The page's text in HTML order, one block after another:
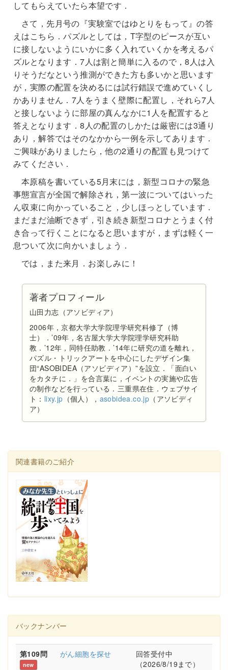
してもらえていたら本望です．
さて，先月号の『実験室ではゆとりをもって』の答
えはこちら．パズルとしては，T字型のピースが互い
に接しないようにいかに多く入れていくかを考えるパ
ズルとなります．7人は割と簡単に入るので，8人は入
りそうだなという推測ができた方も多いかと思います
が，実際の配置を決めるには試行錯誤で進めていくし
かありません．7人をうまく壁際に配置し，それら7人
と接しないように部屋の真んなかに1人を配置すると
答えとなります．8人の配置のしかたは厳密には3通り
あり，解答ではそのなかから一例を示してあります．
ご興味がありましたら，他の2通りの配置も見つけて
みてください．
本原稿を書いている5月末には，新型コロナの緊急
事態宣言が全国で解除され，第一波についてはいった
ん収束に向かっていること，少しほっとしています．
まだまだ油断できず，引き続き新型コロナとうまく付
き合って行くことになると思いますが，まずは軽く一
息ついて次に向かいましょう．
では，また来月．お楽しみに！
著者プロフィール
山田力志（アソビディア）
2006年，京都大学大学院理学研究科修了（博
士）．’09年，名古屋大学大学院理学研究科助
教．’12年，同特任助教．’14年に研究の道を離れ，
パズル・トリックアートを中心にしたデザイン集
団“ASOBIDEA（アソビディア）”を設立．「面白い
をカタチに．」を合言葉に，イベントの実施や広告
の制作などを行っている．三重県在住．ウェブサイ
ト： lixy.jp （個人）， asobidea.co.jp （アソビディ
ア）
関連書籍のご紹介
バックナンバー
第109問
new
がん細胞を探せ
回答受付中
（2026/8/19まで）